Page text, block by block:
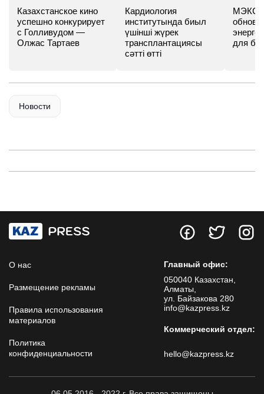
Казахстанское кино
успешно конкурирует
с Голливудом —
Олжас Тартаев
Кардиология
институтында биыл
үшінші жүрек
трансплантациясы
сәтті өтті
МЭКС -
для
Новости
О нас
Размещение рекламы
Правила использования
материалов
Политика
конфиденциальности
Главный офис:
050040 Казахстан,
Алматы,
ул. Байзакова 280
info@kazpress.kz
Коммерческий отдел:
hello@kazpress.kz